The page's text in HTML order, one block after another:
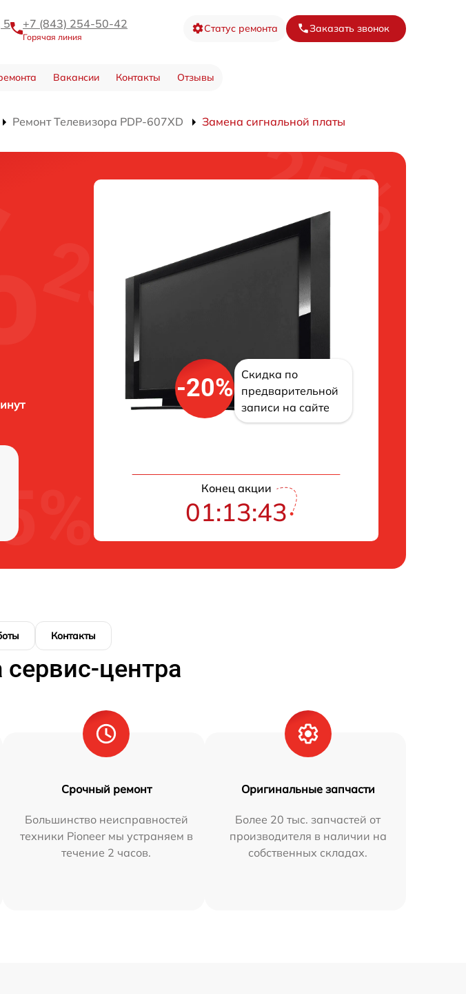
5 +7 (843) 254-50-42
Горячая линия
Статус ремонта Заказать звонок
Вакансии Контакты Отзывы
Ремонт Телевизора PDP-607XD Замена сигнальной платы
-20%
Скидка по
предварительной
записи на сайте
Конец акции
01:13:42
Контакты
центра
Срочный ремонт
Большинство неисправностей
техники Pioneer мы устраняем в
течение 2 часов.
Оригинальные запчасти
Более 20 тыс. запчастей от
производителя в наличии на
собственных складах.